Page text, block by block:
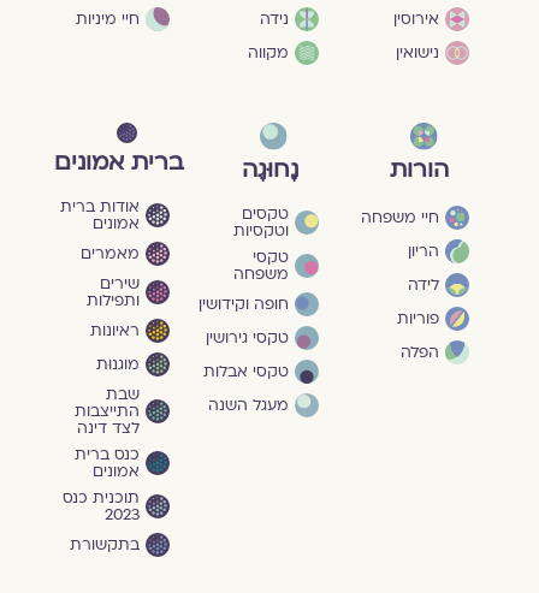
אירוסין
נישואין
נידה
מקווה
חיי מיניות
הורות
חיי משפחה
הריון
לידה
פוריות
הפלה
נָחוּגָה
טקסים
וטקסיות
טקסי
משפחה
חופה וקידושין
טקסי גירושין
טקסי אבלות
מעגל השנה
ברית אמונים
אודות ברית
אמונים
מאמרים
שירים
ותפילות
ראיונות
מוגנוּת
שבת
התייצבות
לצד דינה
כנס ברית
אמונים
תוכנית כנס
2023
בתקשורת